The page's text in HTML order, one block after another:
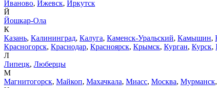
Иваново, Ижевск, Иркутск
Й
Йошкар-Ола
К
Казань, Калининград, Калуга, Каменск-Уральский, Камышин,
Красногорск, Краснодар, Красноярск, Крымск, Курган, Курск,
Л
Липецк, Люберцы
М
Магнитогорск, Майкоп, Махачкала, Миасс, Москва, Мурманск,